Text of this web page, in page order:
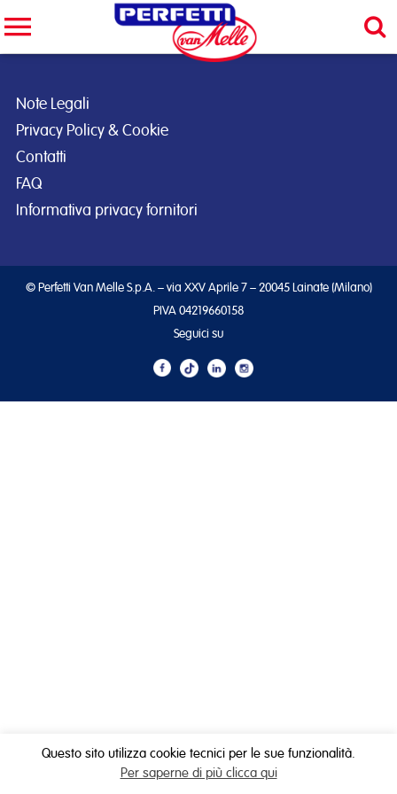
Note Legali
Privacy Policy & Cookie
Contatti
FAQ
Informativa privacy fornitori
© Perfetti Van Melle S.p.A. – via XXV Aprile 7 – 20045 Lainate (Milano)
PIVA 04219660158
Seguici su
Questo sito utilizza cookie tecnici per le sue funzionalità.
Per saperne di più clicca qui